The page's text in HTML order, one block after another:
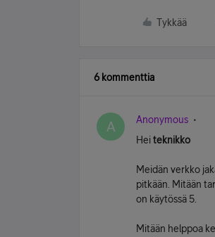
Tykkää
6 kommenttia
A Anonymous
Heiteknikko
Meidän verkko
pitkään. Mitään
on käytössä 5.
Mitään helppoa